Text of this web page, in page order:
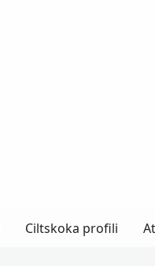
Ciltskoka profili